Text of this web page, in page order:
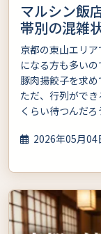
マルシン飯
帯別の混雑
京都の東山エリ
になる方も多い
豚肉揚餃子を求め
ただ、行列がで
くらい待つんだろ
2026年05月04